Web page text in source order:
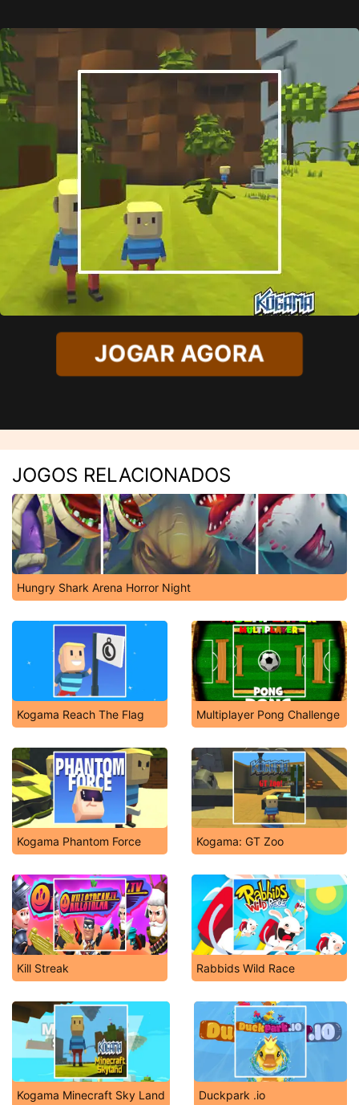
JOGAR AGORA
JOGOS RELACIONADOS
Hungry Shark Arena Horror Night
Kogama Reach The Flag Multiplayer Pong Challenge
Kogama Phantom Force Kogama: GT Zoo
Kill Streak Rabbids Wild Race
Kogama Minecraft Sky Land Duckpark .io